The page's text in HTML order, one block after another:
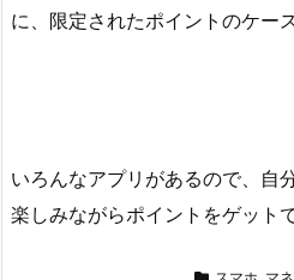
に、限定されたポイントのケー
いろんなアプリがあるので、自
楽しみながらポイントをゲット